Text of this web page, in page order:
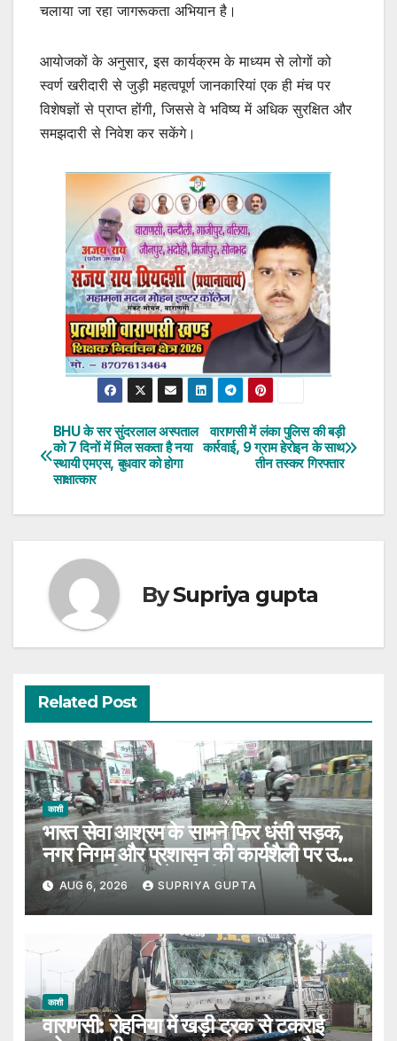
चलाया जा रहा जागरूकता अभियान है।
आयोजकों के अनुसार, इस कार्यक्रम के माध्यम से लोगों को
स्वर्ण खरीदारी से जुड़ी महत्वपूर्ण जानकारियां एक ही मंच पर
विशेषज्ञों से प्राप्त होंगी, जिससे वे भविष्य में अधिक सुरक्षित और
समझदारी से निवेश कर सकेंगे।
Post
navigation
वाराणसी में लंका पुलिस की बड़ी
कार्रवाई, 9 ग्राम हेरोइन के साथ
तीन तस्कर गिरफ्तार
BHU के सर सुंदरलाल अस्पताल
को 7 दिनों में मिल सकता है नया
स्थायी एमएस, बुधवार को होगा
साक्षात्कार
BySupriya gupta
Related Post
काशी
भारत सेवा आश्रम के सामने फिर धंसी सड़क,
नगर निगम और प्रशासन की कार्यशैली पर उठे
सवाल, 7 दिन पहले हुई थी मरम्मत
AUG 6, 2026 SUPRIYA GUPTA
काशी
वाराणसी: रोहनिया में खड़ी ट्रक से टकराई